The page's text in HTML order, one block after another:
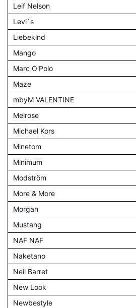
Leif Nelson
Levi´s
Liebekind
Mango
Marc O'Polo
Maze
mbyM VALENTINE
Melrose
Michael Kors
Minetom
Minimum
Modström
More & More
Morgan
Mustang
NAF NAF
Naketano
Neil Barret
New Look
Newbestyle